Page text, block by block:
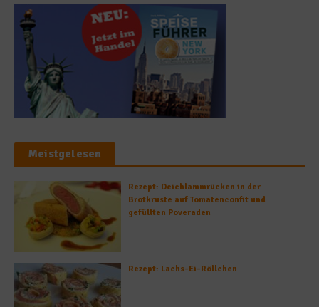
Meistgelesen
Rezept: Deichlammrücken in der
Brotkruste auf Tomatenconfit und
gefüllten Poveraden
Rezept: Lachs-Ei-Röllchen